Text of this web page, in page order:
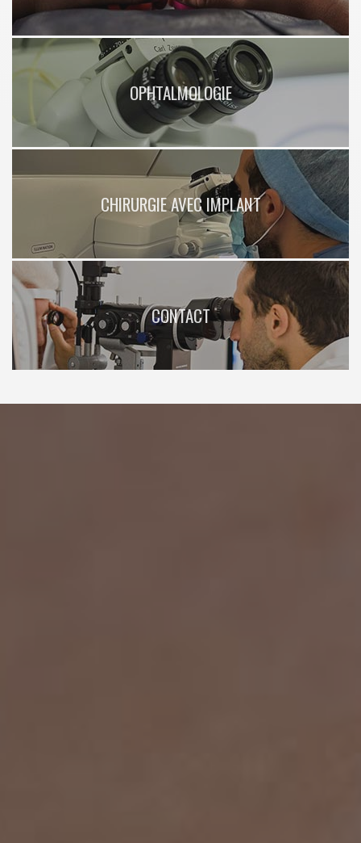
OPHTALMOLOGIE
CHIRURGIE AVEC IMPLANT
CONTACT